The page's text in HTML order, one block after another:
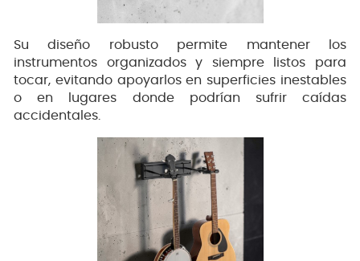
Su diseño robusto permite mantener los
instrumentos organizados y siempre listos para
tocar, evitando apoyarlos en superficies inestables
o en lugares donde podrían sufrir caídas
accidentales.